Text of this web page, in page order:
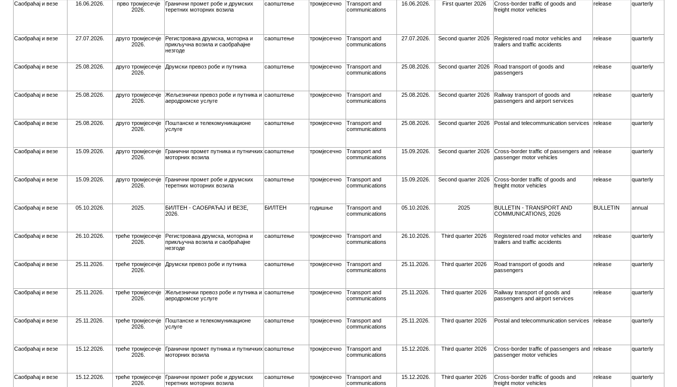
Саобраћај и везе 16.06.2026.
прво тромјесечје
2026.
Гранични промет робе и друмских
теретних моторних возила
саопштење тромјесечно
Transport and
communications
16.06.2026. First quarter 2026
Cross-border traffic of goods and
freight motor vehicles
release quarterly
Саобраћај и везе 27.07.2026.
друго тромјесечје
2026.
Регистрована друмска, моторна и
прикључна возила и саобраћајне
незгоде
саопштење тромјесечно
Transport and
communications
27.07.2026. Second quarter 2026
Registered road motor vehicles and
trailers and traffic accidents
release quarterly
Саобраћај и везе 25.08.2026.
друго тромјесечје
2026.
Друмски превоз робе и путника саопштење тромјесечно
Transport and
communications
25.08.2026. Second quarter 2026
Road transport of goods and
passengers
release quarterly
Саобраћај и везе 25.08.2026.
друго тромјесечје
2026.
Жељезнички превоз робе и путника и
аеродромске услуге
саопштење тромјесечно
Transport and
communications
25.08.2026. Second quarter 2026
Railway transport of goods and
passengers and airport services
release quarterly
Саобраћај и везе 25.08.2026.
друго тромјесечје
2026.
Поштанске и телекомуникационе
услуге
саопштење тромјесечно
Transport and
communications
25.08.2026. Second quarter 2026 Postal and telecommunication services release quarterly
Саобраћај и везе 15.09.2026.
друго тромјесечје
2026.
Гранични промет путника и путничких
моторних возила
саопштење тромјесечно
Transport and
communications
15.09.2026. Second quarter 2026
Cross-border traffic of passengers and
passenger motor vehicles
release quarterly
Саобраћај и везе 15.09.2026.
друго тромјесечје
2026.
Гранични промет робе и друмских
теретних моторних возила
саопштење тромјесечно
Transport and
communications
15.09.2026. Second quarter 2026
Cross-border traffic of goods and
freight motor vehicles
release quarterly
Саобраћај и везе 05.10.2026. 2025.
БИЛТЕН - САОБРАЋАЈ И ВЕЗЕ,
2026.
БИЛТЕН годишње
Transport and
communications
05.10.2026. 2025
BULLETIN - TRANSPORT AND
COMMUNICATIONS, 2026
BULLETIN annual
Саобраћај и везе 26.10.2026.
треће тромјесечје
2026.
Регистрована друмска, моторна и
прикључна возила и саобраћајне
незгоде
саопштење тромјесечно
Transport and
communications
26.10.2026. Third quarter 2026
Registered road motor vehicles and
trailers and traffic accidents
release quarterly
Саобраћај и везе 25.11.2026.
треће тромјесечје
2026.
Друмски превоз робе и путника саопштење тромјесечно
Transport and
communications
25.11.2026. Third quarter 2026
Road transport of goods and
passengers
release quarterly
Саобраћај и везе 25.11.2026.
треће тромјесечје
2026.
Жељезнички превоз робе и путника и
аеродромске услуге
саопштење тромјесечно
Transport and
communications
25.11.2026. Third quarter 2026
Railway transport of goods and
passengers and airport services
release quarterly
Саобраћај и везе 25.11.2026.
треће тромјесечје
2026.
Поштанске и телекомуникационе
услуге
саопштење тромјесечно
Transport and
communications
25.11.2026. Third quarter 2026 Postal and telecommunication services release quarterly
Саобраћај и везе 15.12.2026.
треће тромјесечје
2026.
Гранични промет путника и путничких
моторних возила
саопштење тромјесечно
Transport and
communications
15.12.2026. Third quarter 2026
Cross-border traffic of passengers and
passenger motor vehicles
release quarterly
Саобраћај и везе 15.12.2026.
треће тромјесечје
2026.
Гранични промет робе и друмских
теретних моторних возила
саопштење тромјесечно
Transport and
communications
15.12.2026. Third quarter 2026
Cross-border traffic of goods and
freight motor vehicles
release quarterly